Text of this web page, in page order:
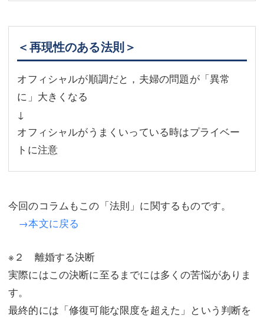
＜再現性のある法則＞
オフィシャルが順調だと，夫婦の問題が「異常
に」大きくなる
↓
オフィシャルがうまくいっている時はプライベー
トに注意
今回のコラムもこの「法則」に関するものです。
→本文に戻る
※２ 離婚する決断
実際にはこの決断に至るまでには多くの苦悩がありま
す。
最終的には「修復可能な限度を超えた」という判断を